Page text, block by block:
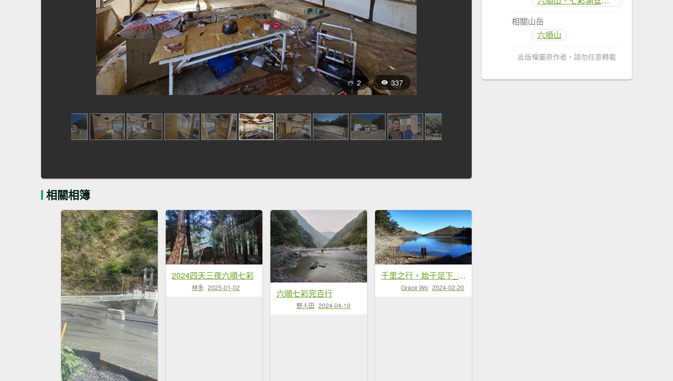
2 337
相關相簿
2024四天三夜六順七彩
林多 2025-01-02
六順七彩完百行
野人田 2024-04-10
千里之行，始于足下_徒步探索六順七彩之美
Grace Wo 2024-02-20
相關山岳
六順山
此版權屬原作者，請勿任意轉載